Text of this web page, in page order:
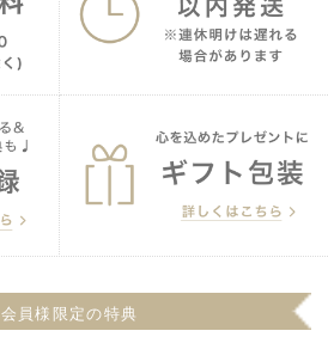
会員様限定の特典